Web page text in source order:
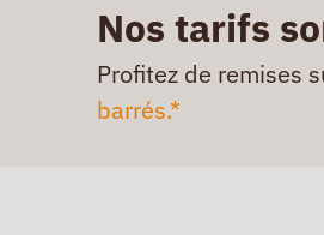
Nos tarifs
Profitez de remises
barrés.*